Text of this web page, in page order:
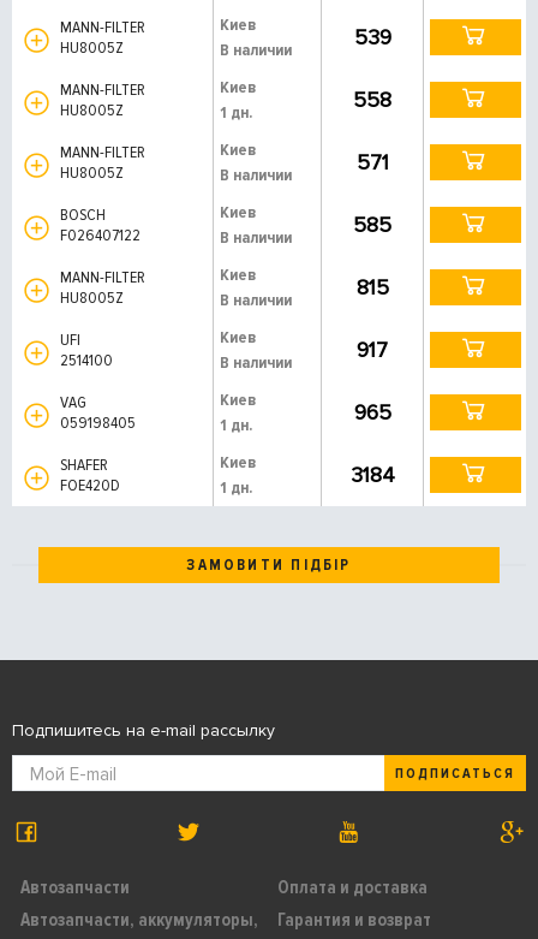
MANN-FILTER
HU8005Z
Киев
В наличии
539
MANN-FILTER
HU8005Z
Киев
1 дн.
558
MANN-FILTER
HU8005Z
Киев
В наличии
571
BOSCH
F026407122
Киев
В наличии
585
MANN-FILTER
HU8005Z
Киев
В наличии
815
UFI
2514100
Киев
В наличии
917
VAG
059198405
Киев
1 дн.
965
SHAFER
FOE420D
Киев
1 дн.
3184
ЗАМОВИТИ ПІДБІР
Автозапчасти
Автозапчасти, аккумуляторы,
Оплата и доставка
Гарантия и возврат
Подпишитесь на e-mail рассылку
ПОДПИСАТЬСЯ